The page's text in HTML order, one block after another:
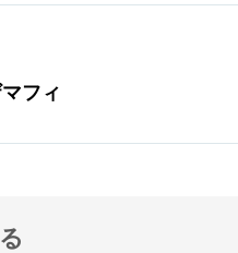
フィ